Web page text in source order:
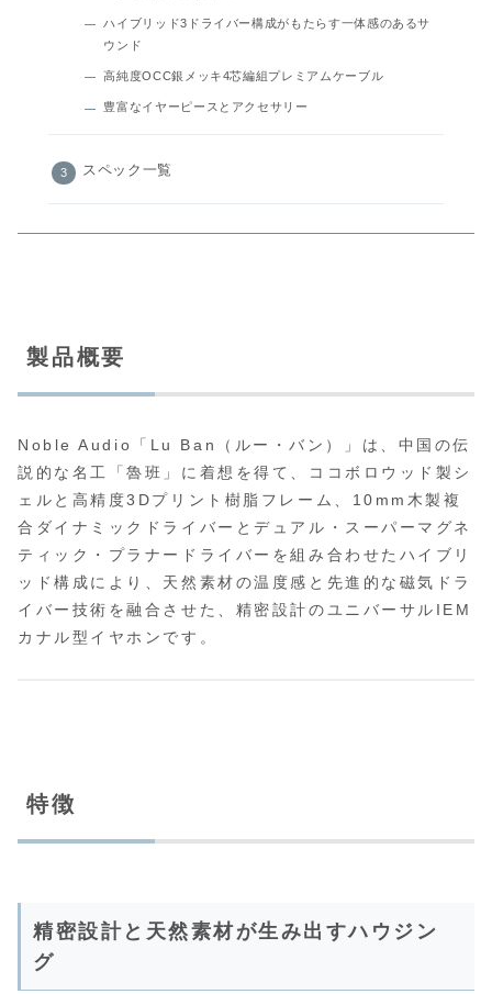
ハイブリッド3ドライバー構成がもたらす一体感のあるサ
ウンド
高純度OCC銀メッキ4芯編組プレミアムケーブル
豊富なイヤーピースとアクセサリー
スペック一覧
製品概要
Noble Audio「Lu Ban（ルー・バン）」は、中国の伝
説的な名工「魯班」に着想を得て、ココボロウッド製シ
ェルと高精度3Dプリント樹脂フレーム、10mm木製複
合ダイナミックドライバーとデュアル・スーパーマグネ
ティック・プラナードライバーを組み合わせたハイブリ
ッド構成により、天然素材の温度感と先進的な磁気ドラ
イバー技術を融合させた、精密設計のユニバーサルIEM
カナル型イヤホンです。
特徴
精密設計と天然素材が生み出すハウジン
グ